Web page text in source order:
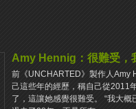
Amy Hennig：很難受，
前《UNCHARTED》製作人Amy
己這些年的經歷，稱自己從2011
了，這讓她感覺很難受。 “我大